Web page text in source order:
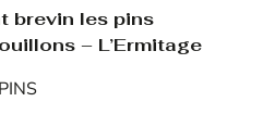
brevin les pins
– L’Ermitage